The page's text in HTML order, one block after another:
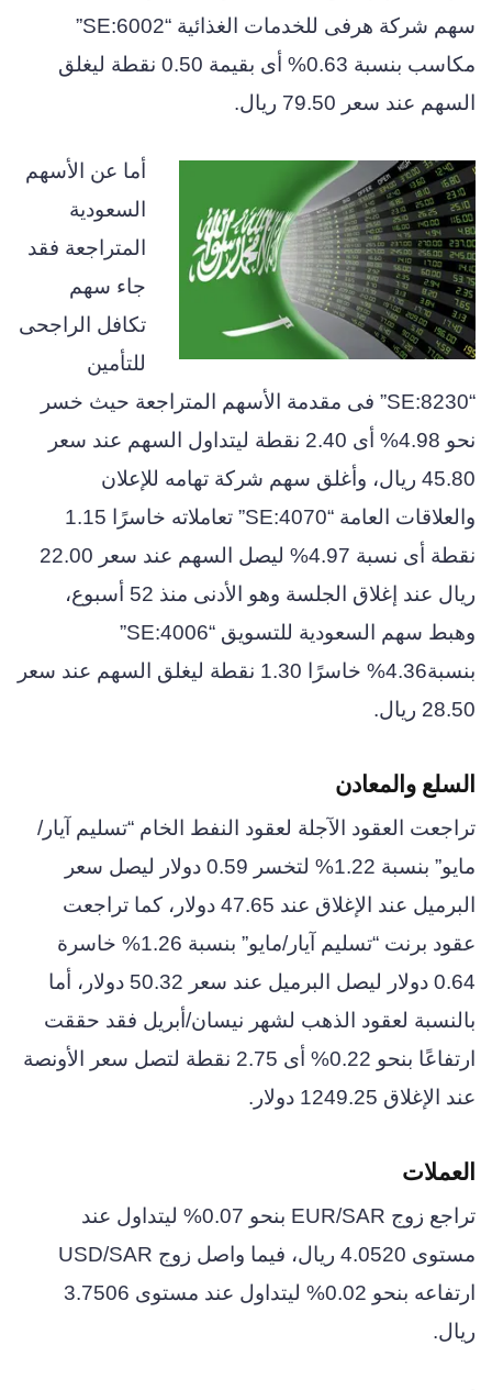
سهم شركة هرفى للخدمات الغذائية “SE:6002”
مكاسب بنسبة 0.63% أى بقيمة 0.50 نقطة ليغلق
السهم عند سعر 79.50 ريال.
أما عن الأسهم
السعودية
المتراجعة فقد
جاء سهم
تكافل الراجحى
للتأمين
“SE:8230” فى مقدمة الأسهم المتراجعة حيث خسر
نحو 4.98% أى 2.40 نقطة ليتداول السهم عند سعر
45.80 ريال، وأغلق سهم شركة تهامه للإعلان
والعلاقات العامة “SE:4070” تعاملاته خاسرًا 1.15
نقطة أى نسبة 4.97% ليصل السهم عند سعر 22.00
ريال عند إغلاق الجلسة وهو الأدنى منذ 52 أسبوع،
وهبط سهم السعودية للتسويق “SE:4006”
بنسبة4.36% خاسرًا 1.30 نقطة ليغلق السهم عند سعر
28.50 ريال.
السلع والمعادن
تراجعت العقود الآجلة لعقود النفط الخام “تسليم آيار/
مايو” بنسبة 1.22% لتخسر 0.59 دولار ليصل سعر
البرميل عند الإغلاق عند 47.65 دولار، كما تراجعت
عقود برنت “تسليم آيار/مايو” بنسبة 1.26% خاسرة
0.64 دولار ليصل البرميل عند سعر 50.32 دولار، أما
بالنسبة لعقود الذهب لشهر نيسان/أبريل فقد حققت
ارتفاعًا بنحو 0.22% أى 2.75 نقطة لتصل سعر الأونصة
عند الإغلاق 1249.25 دولار.
العملات
تراجع زوج EUR/SAR بنحو 0.07% ليتداول عند
مستوى 4.0520 ريال، فيما واصل زوج USD/SAR
ارتفاعه بنحو 0.02% ليتداول عند مستوى 3.7506
ريال.